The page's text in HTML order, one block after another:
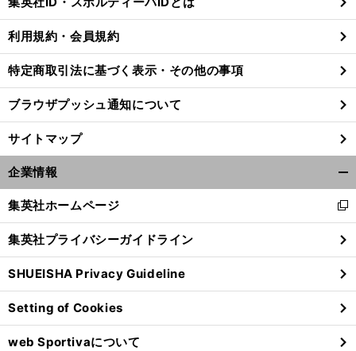
。
前
る
利用規約・会員規約
特定商取引法に基づく表示・その他の事項
ブラウザプッシュ通知について
サイトマップ
企業情報
閉
る
集英社ホームページ
新
し
い
ウ
ィ
ン
ド
ウ
で
集英社プライバシーガイドライン
SHUEISHA Privacy Guideline
Setting of Cookies
web Sportivaについて